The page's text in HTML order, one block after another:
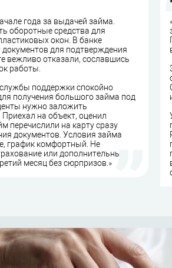
года за выдачей займа.
оборотные средства для
окон. В банке
документов для подтверждения
вежливо отказали, сославшись
работы.
поддержки спокойно
получения большого займа под
нужно заложить
на объект, оценил
перечислили на карту сразу
документов. Условия займа
график комфортный. Не
или дополнительные
месяц без сюрпризов.»